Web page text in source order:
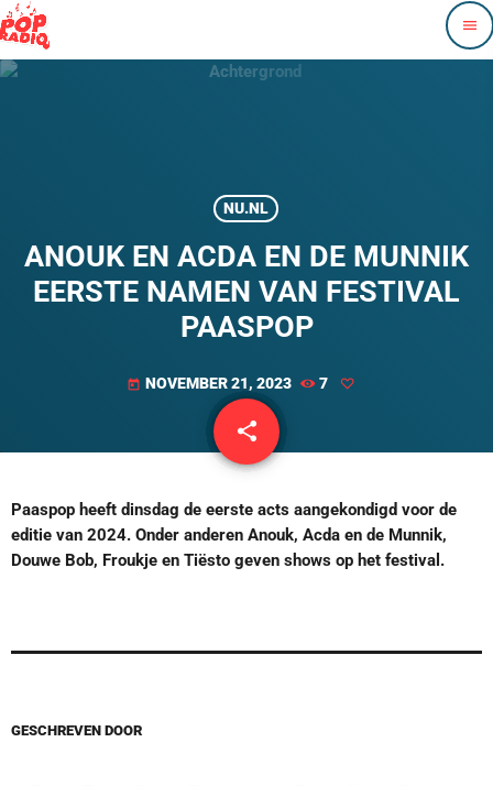
menu
NU.NL
ANOUK EN ACDA EN DE MUNNIK
EERSTE NAMEN VAN FESTIVAL
PAASPOP
today NOVEMBER 21, 2023 7
share
email
Paaspop heeft dinsdag de eerste acts aangekondigd voor de
editie van 2024. Onder anderen Anouk, Acda en de Munnik,
Douwe Bob, Froukje en Tiësto geven shows op het festival.
GESCHREVEN DOOR